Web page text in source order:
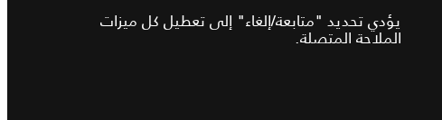
يؤدي تحديد "متابعة/إلغاء" إلى تعطيل كل ميزات
الملاحة المتصلة.